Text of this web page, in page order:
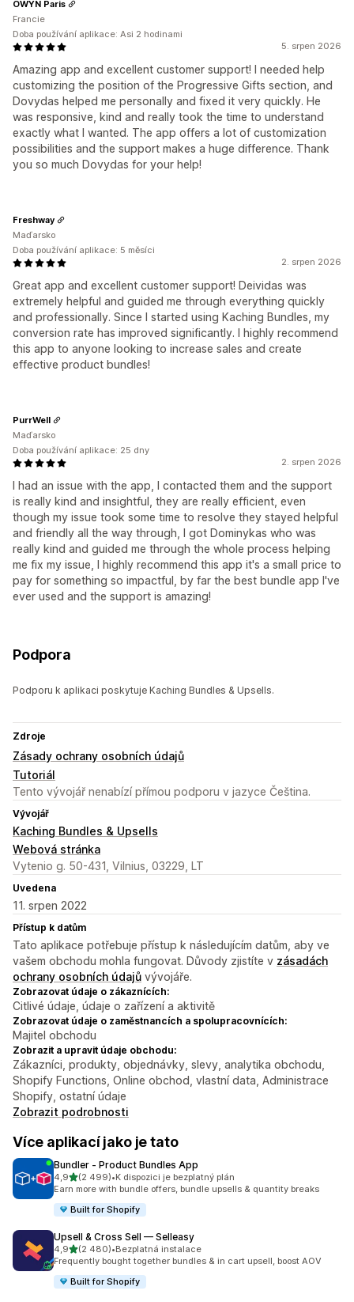
5. srpen 2026
Amazing app and excellent customer support! I needed help
customizing the position of the Progressive Gifts section, and
Dovydas helped me personally and fixed it very quickly. He
was responsive, kind and really took the time to understand
exactly what I wanted. The app offers a lot of customization
possibilities and the support makes a huge difference. Thank
you so much Dovydas for your help!
OWYN Paris
Francie
Doba používání aplikace: Asi 2 hodinami
2. srpen 2026
Great app and excellent customer support! Deividas was
extremely helpful and guided me through everything quickly
and professionally. Since I started using Kaching Bundles, my
conversion rate has improved significantly. I highly recommend
this app to anyone looking to increase sales and create
effective product bundles!
Freshway
Maďarsko
Doba používání aplikace: 5 měsíci
2. srpen 2026
I had an issue with the app, I contacted them and the support
is really kind and insightful, they are really efficient, even
though my issue took some time to resolve they stayed helpful
and friendly all the way through, I got Dominykas who was
really kind and guided me through the whole process helping
me fix my issue, I highly recommend this app it's a small price to
pay for something so impactful, by far the best bundle app I've
ever used and the support is amazing!
PurrWell
Maďarsko
Doba používání aplikace: 25 dny
Podpora
Podporu k aplikaci poskytuje Kaching Bundles & Upsells.
Zdroje
Zásady ochrany osobních údajů
Tutoriál
Tento vývojář nenabízí přímou podporu v jazyce Čeština.
Vývojář
Kaching Bundles & Upsells
Webová stránka
Vytenio g. 50-431, Vilnius, 03229, LT
Uvedena
11. srpen 2022
Přístup k datům
Tato aplikace potřebuje přístup k následujícím datům, aby ve
vašem obchodu mohla fungovat. Důvody zjistíte v zásadách
ochrany osobních údajů vývojáře.
Zobrazovat údaje o zákaznících:
Citlivé údaje, údaje o zařízení a aktivitě
Zobrazovat údaje o zaměstnancích a spolupracovnících:
Majitel obchodu
Zobrazit a upravit údaje obchodu:
Zákazníci, produkty, objednávky, slevy, analytika obchodu,
Shopify Functions, Online obchod, vlastní data, Administrace
Shopify, ostatní údaje
Zobrazit podrobnosti
Více aplikací jako je tato
Bundler ‑ Product Bundles App
4,9z 5 hvězd
(2 499)
Celkový počet recenzí: 2499
•K dispozici je bezplatný plán
Earn more with bundle offers, bundle upsells & quantity breaks
Built for Shopify
Upsell & Cross Sell — Selleasy
4,9z 5 hvězd
(2 480)
Celkový počet recenzí: 2480
•Bezplatná instalace
Frequently bought together bundles & in cart upsell, boost AOV
Built for Shopify